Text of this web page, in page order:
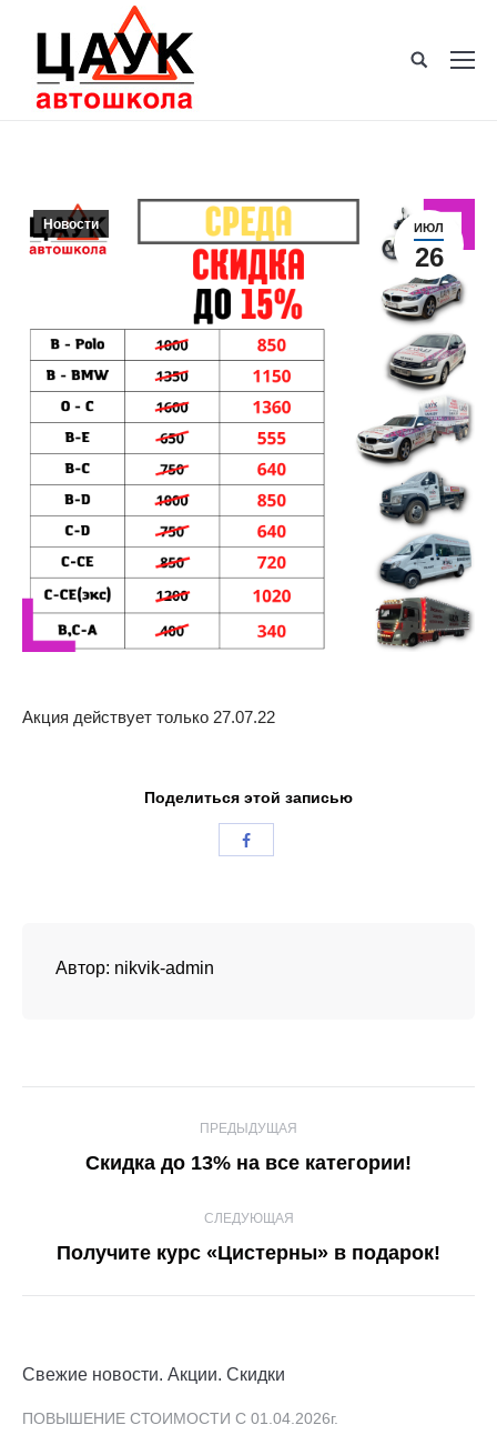
ИЮЛ
26
Новости
Акция действует только 27.07.22
Поделиться этой записью
Автор: nikvik-admin
ПРЕДЫДУЩАЯ
Предыдущая
Скидка до 13% на все категории!
СЛЕДУЮЩАЯ
Следующая
Получите курс «Цистерны» в подарок!
Свежие новости. Акции. Скидки
ПОВЫШЕНИЕ СТОИМОСТИ С 01.04.2026г.